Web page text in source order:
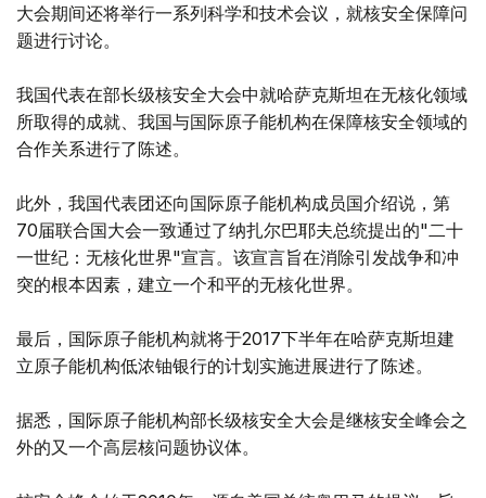
大会期间还将举行一系列科学和技术会议，就核安全保障问
题进行讨论。
我国代表在部长级核安全大会中就哈萨克斯坦在无核化领域
所取得的成就、我国与国际原子能机构在保障核安全领域的
合作关系进行了陈述。
此外，我国代表团还向国际原子能机构成员国介绍说，第
70届联合国大会一致通过了纳扎尔巴耶夫总统提出的"二十
一世纪：无核化世界"宣言。该宣言旨在消除引发战争和冲
突的根本因素，建立一个和平的无核化世界。
最后，国际原子能机构就将于2017下半年在哈萨克斯坦建
立原子能机构低浓铀银行的计划实施进展进行了陈述。
据悉，国际原子能机构部长级核安全大会是继核安全峰会之
外的又一个高层核问题协议体。